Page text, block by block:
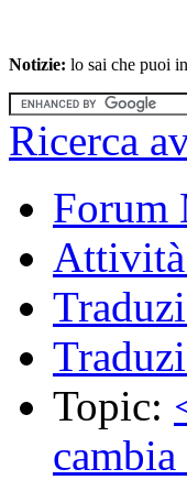
Notizie: lo sai che puoi
Ricerca
Forum
Attività
Topic: